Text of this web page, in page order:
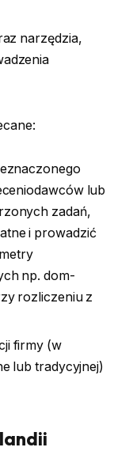
narzędzia,
lub
zadań,
i prowadzić
np. dom-
rozliczeniu z
firmy (w
lub tradycyjnej)